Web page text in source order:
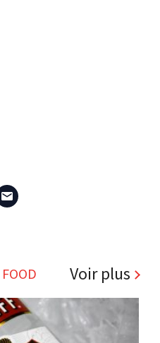
FOOD Voir plus